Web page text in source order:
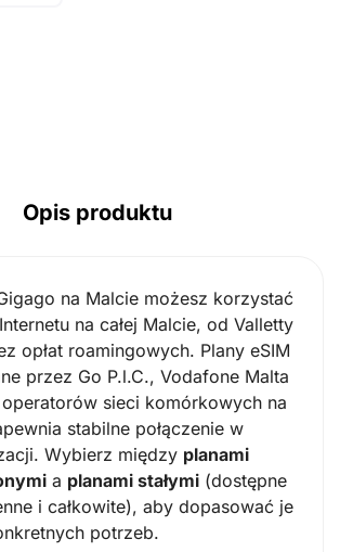
Opis produktu
na Malcie możesz korzystać
na całej Malcie, od Valletty
opłat roamingowych. Plany eSIM
przez Go P.l.C., Vodafone Malta
operatorów sieci komórkowych na
stabilne połączenie w
Wybierz między planami
a planami stałymi (dostępne
i całkowite), aby dopasować je
potrzeb.